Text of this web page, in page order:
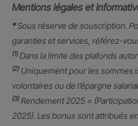
Mentions légales et
*Sous réserve de souscription.
garanties et services, référez-
(1) Dans la limite des plafonds
(2) Uniquement pour les sommes
volontaires ou de l’épargne
(3) Rendement 2025 =
2025). Les bonus sont attribués